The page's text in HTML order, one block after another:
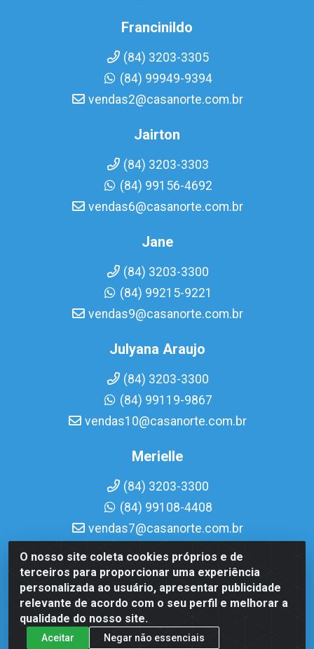
O nosso site coleta cookies próprios e de
terceiros para proporcionar uma experiência
personalizada ao usuário, apresentar publicidade
relevante de acordo com o seu perfil e melhorar a
qualidade do nosso site.
Aceitar Negar não essenciais
Francinildo
(84) 3203-3305
(84) 99949-9394
vendas2@casanorte.com.br
Jairton
(84) 3203-3303
(84) 99156-4692
vendas6@casanorte.com.br
Jane
(84) 3203-3300
(84) 99215-9221
vendas9@casanorte.com.br
Julyana Araujo
(84) 3203-3300
(84) 99119-9867
vendas10@casanorte.com.br
Merielle
(84) 3203-3300
(84) 99108-4408
vendas7@casanorte.com.br
Casa Norte LTDA - Av. Interventor Mário Câmara, 1815 - Dix-
Sept Rosado, Natal/RN - CEP 59054-600 - CNPJ
08.713.513/0001-51